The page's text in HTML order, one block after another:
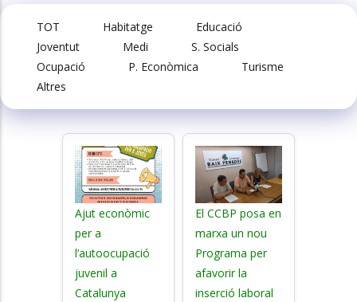
TOT Habitatge
Educació
Joventut
Medi
S. Socials
Ocupació
P. Econòmica
Turisme
Altres
Ajut econòmic
per a
l’autoocupació
juvenil a
Catalunya
El CCBP posa en
marxa un nou
Programa per
afavorir la
inserció laboral